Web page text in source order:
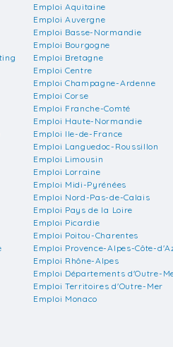
Emploi Aquitaine
Emploi Auvergne
Emploi Basse-Normandie
Emploi Bourgogne
Emploi Bretagne
Emploi Centre
Emploi Champagne-Ardenne
Emploi Corse
Emploi Franche-Comté
Emploi Haute-Normandie
Emploi Ile-de-France
Emploi Languedoc-Roussillon
Emploi Limousin
Emploi Lorraine
Emploi Midi-Pyrénées
Emploi Nord-Pas-de-Calais
Emploi Pays de la Loire
Emploi Picardie
Emploi Poitou-Charentes
Emploi Provence-Alpes-Côte-
Emploi Rhône-Alpes
Emploi Départements d'Outre-
Emploi Territoires d'Outre-Mer
Emploi Monaco